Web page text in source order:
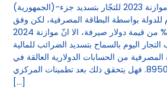
(الجمهورية)-19/04/2024سمحت موازنة 2023 للتجّار بتسديد جزء
بواسطة البطاقة المصرفية، لكن وفق
سعر صرف يشكّل 40% من قيمة دولار صيرفة، الا انّ موازنة 2024
اليوم بالسماح بتسديد الضرائب للمالية
من الحسابات الدولارية العالقة في
المصارف ووفق دولار 89500. فهل يتحقق ذلك بعد تطمينات المركزي
[…]